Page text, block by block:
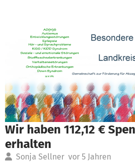
Wir haben 112,12 €
erhalten
Sonja Sellner vor 5 Jahren